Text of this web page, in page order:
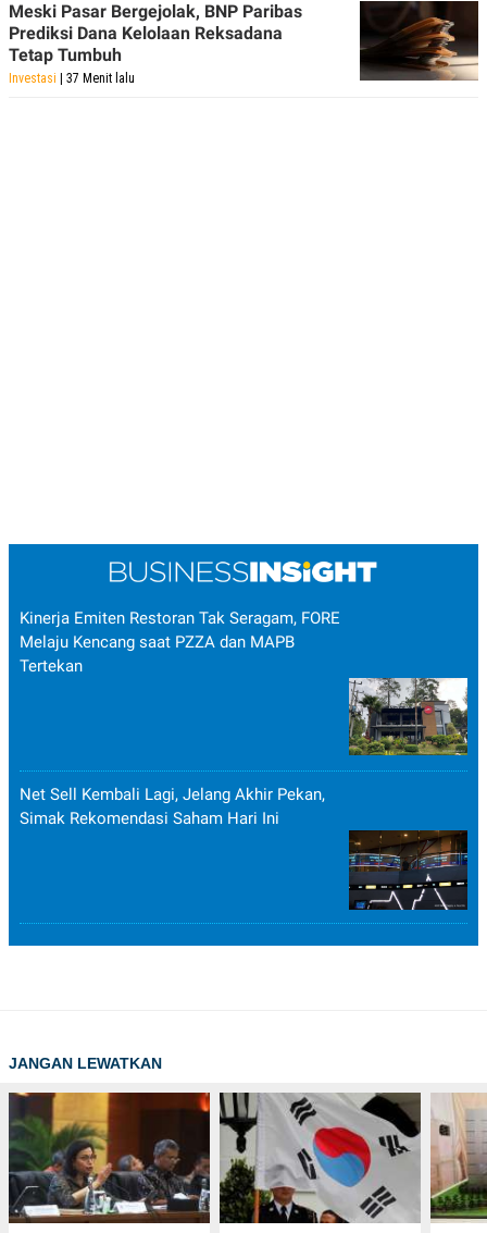
Meski Pasar Bergejolak, BNP Paribas
Prediksi Dana Kelolaan Reksadana
Tetap Tumbuh
Investasi | 37 Menit lalu
Kinerja Emiten Restoran Tak Seragam, FORE
Melaju Kencang saat PZZA dan MAPB
Tertekan
Net Sell Kembali Lagi, Jelang Akhir Pekan,
Simak Rekomendasi Saham Hari Ini
JANGAN LEWATKAN